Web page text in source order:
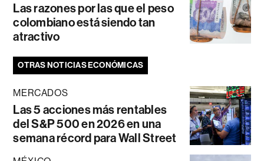
Las razones por las que el peso
colombiano está siendo tan
atractivo
OTRAS NOTICIAS ECONÓMICAS
MERCADOS
Las 5 acciones más rentables
del S&P 500 en 2026 en una
semana récord para Wall Street